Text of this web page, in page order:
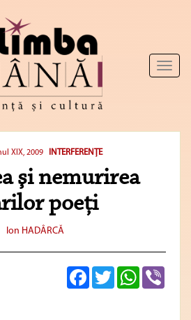
Toggle
XIX, 2009 INTERFERENŢE
şi nemurirea
poeţi
Ion HADÂRCĂ
FacebookTwitterWhatsApp